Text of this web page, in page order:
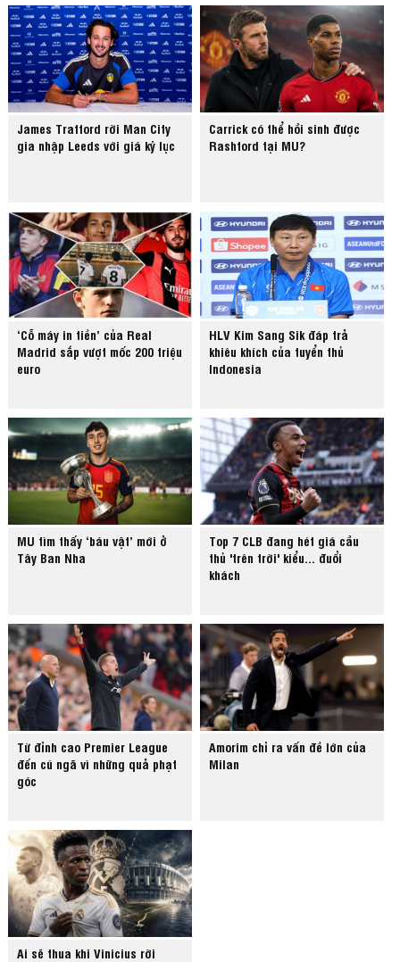
James Trafford rời Man City
gia nhập Leeds với giá kỷ lục
Carrick có thể hồi sinh được
Rashford tại MU?
‘Cỗ máy in tiền’ của Real
Madrid sắp vượt mốc 200 triệu
euro
HLV Kim Sang Sik đáp trả
khiêu khích của tuyển thủ
Indonesia
MU tìm thấy ‘báu vật’ mới ở
Tây Ban Nha
Top 7 CLB đang hét giá cầu
thủ 'trên trời' kiểu... đuổi
khách
Từ đỉnh cao Premier League
đến cú ngã vì những quả phạt
góc
Amorim chỉ ra vấn đề lớn của
Milan
Ai sẽ thua khi Vinicius rời